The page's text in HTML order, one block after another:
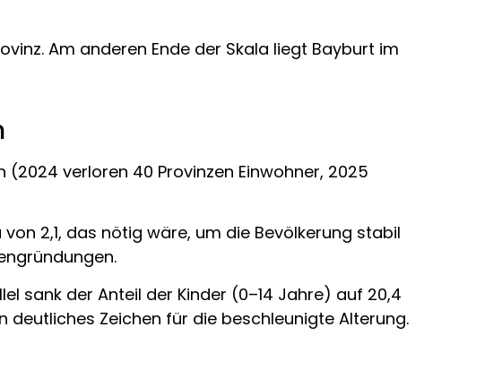
Am anderen Ende der Skala liegt Bayburt im
verloren 40 Provinzen Einwohner, 2025
2,1, das nötig wäre, um die Bevölkerung stabil
sank der Anteil der Kinder (0–14 Jahre) auf 20,4
deutliches Zeichen für die beschleunigte Alterung.